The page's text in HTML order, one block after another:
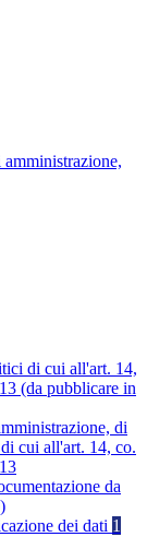
di cui all'art. 14,
(da pubblicare in
di
cui all'art. 14, co.
da
dei dati 1